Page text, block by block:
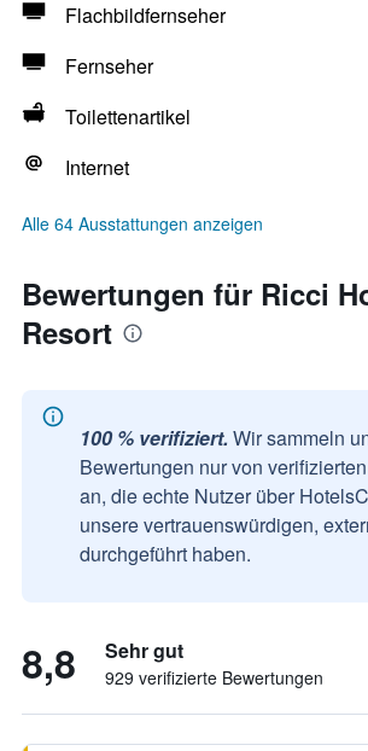
Flachbildfernseher
Fernseher
Toilettenartikel
Internet
Alle 64 Ausstattungen anzeigen
Bewertungen für Ricci
Resort
100 % verifiziert. Wir sammeln
Bewertungen nur von
an, die echte Nutzer über
unsere vertrauenswürdigen,
durchgeführt haben.
8,8 Sehr gut
929 verifizierte Bewertungen